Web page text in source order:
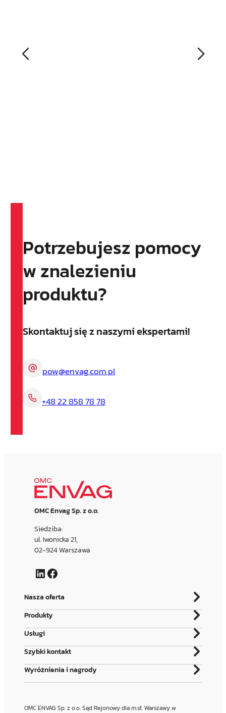
Potrzebujesz pomocy
w znalezieniu
produktu?
Skontaktuj się z naszymi ekspertami!
pow@envag.com.pl
+48 22 858 78 78
OMC Envag Sp. z o.o.
Siedziba:
ul. Iwonicka 21,
02-924 Warszawa
LinkedIn
Facebook
Nasza oferta
Produkty
Usługi
Szybki kontakt
Wyróżnienia i nagrody
OMC ENVAG Sp. z o.o. Sąd Rejonowy dla m.st. Warszawy w